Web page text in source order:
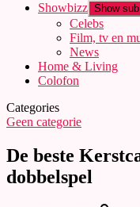
Showbizz Show
Celebs
Film, tv en
News
Home & Living
Colofon
Categories
Geen categorie
De beste
dobbelspel